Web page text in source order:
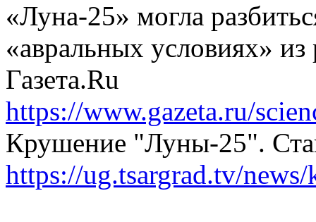
«Луна-25» могла
«авральных условиях»
Газета.Ru
https://www.gazeta.ru/
Крушение "Луны-25".
https://ug.tsargrad.tv/